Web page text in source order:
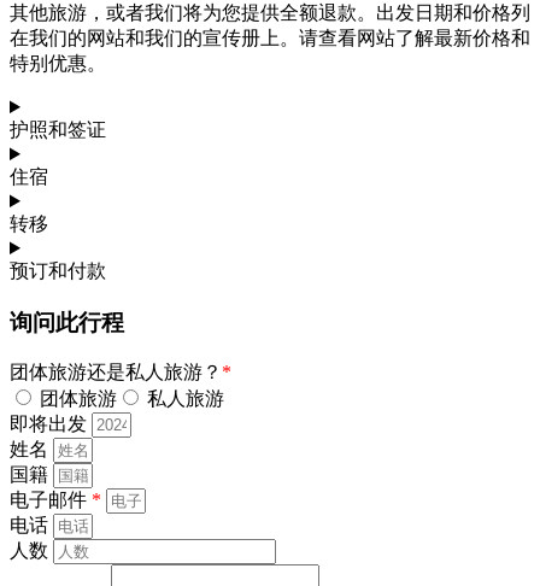
其他旅游，或者我们将为您提供全额退款。出发日期和价格列
在我们的网站和我们的宣传册上。请查看网站了解最新价格和
特别优惠。
护照和签证
住宿
转移
预订和付款
询问此行程
团体旅游还是私人旅游？ *
团体旅游
私人旅游
即将出发
姓名
国籍
电子邮件 *
电话
人数